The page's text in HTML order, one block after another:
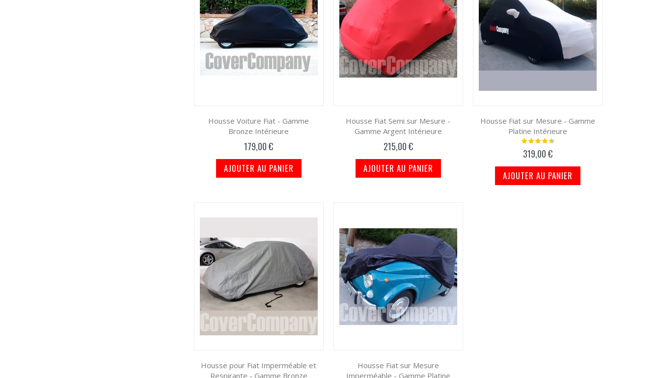
Housse Voiture Fiat - Gamme
Bronze Intérieure
179,00 €
AJOUTER AU PANIER
Housse Fiat Semi sur Mesure -
Gamme Argent Intérieure
215,00 €
AJOUTER AU PANIER
Housse Fiat sur Mesure - Gamme
Platine Intérieure
Notation:
319,00 €
AJOUTER AU PANIER
Housse pour Fiat Imperméable et
Respirante - Gamme Bronze
Housse Fiat sur Mesure
Imperméable - Gamme Platine